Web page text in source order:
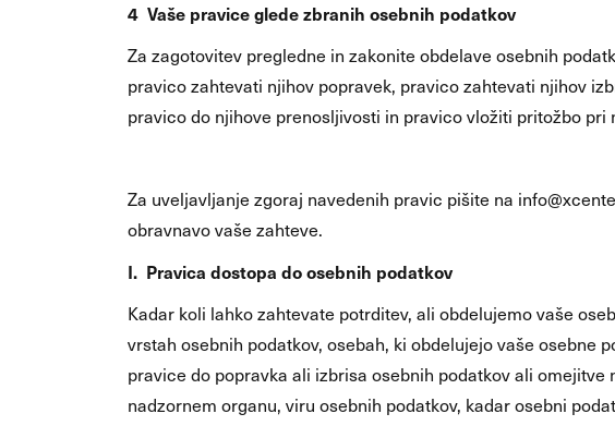
4 Vaše pravice glede zbranih osebnih podatkov
Za zagotovitev pregledne in zakonite obdelave osebnih
pravico zahtevati njihov popravek, pravico zahtevati njihov
pravico do njihove prenosljivosti in pravico vložiti pritožbo
Za uveljavljanje zgoraj navedenih pravic pišite na
obravnavo vaše zahteve.
I. Pravica dostopa do osebnih podatkov
Kadar koli lahko zahtevate potrditev, ali obdelujemo vaše
vrstah osebnih podatkov, osebah, ki obdelujejo vaše osebne
pravice do popravka ali izbrisa osebnih podatkov ali
nadzornem organu, viru osebnih podatkov, kadar osebni